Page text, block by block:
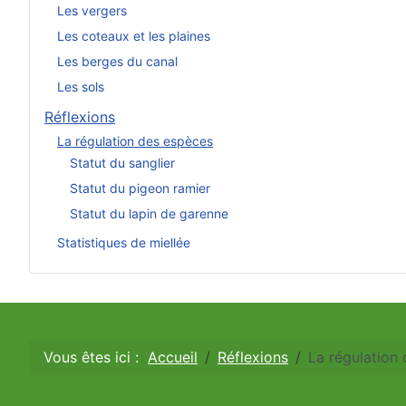
Les vergers
Les coteaux et les plaines
Les berges du canal
Les sols
Réflexions
La régulation des espèces
Statut du sanglier
Statut du pigeon ramier
Statut du lapin de garenne
Statistiques de miellée
Vous êtes ici : Accueil Réflexions La régulation